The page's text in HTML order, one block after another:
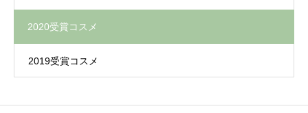
2020受賞コスメ
2019受賞コスメ